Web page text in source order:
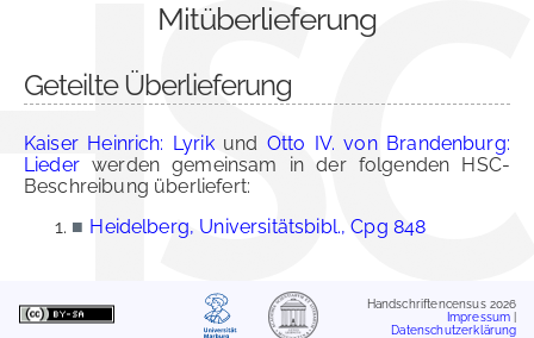
Mitüberlieferung
Geteilte Überlieferung
Kaiser Heinrich: Lyrikund Otto IV. von Brandenburg:
Liederwerden gemeinsam in der folgenden HSC-
Beschreibung überliefert:
■ Heidelberg, Universitätsbibl., Cpg 848
Handschriftencensus 2026
Impressum
Datenschutzerklärung